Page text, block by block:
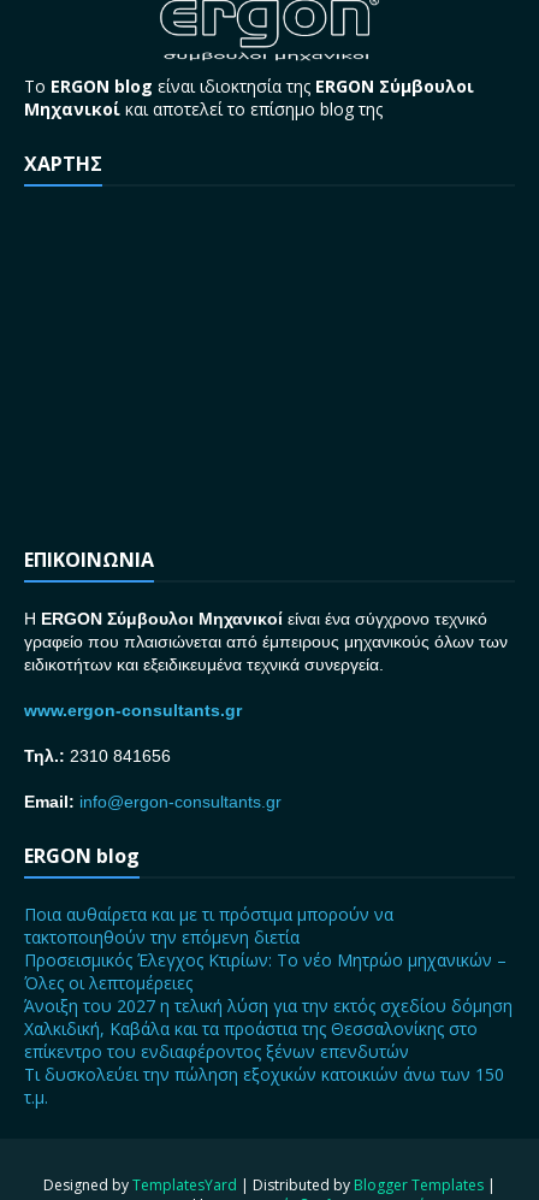
Το ERGON blog είναι ιδιοκτησία της ERGON Σύμβουλοι
Μηχανικοί και αποτελεί το επίσημο blog της
ΧΑΡΤΗΣ
ΕΠΙΚΟΙΝΩΝΙΑ
H ERGON Σύμβουλοι Μηχανικοί είναι ένα σύγχρονο τεχνικό
γραφείο που πλαισιώνεται από έμπειρους μηχανικούς όλων των
ειδικοτήτων και εξειδικευμένα τεχνικά συνεργεία.
www.ergon-consultants.gr
Τηλ.: 2310 841656
Email: info@ergon-consultants.gr
ERGON blog
Ποια αυθαίρετα και με τι πρόστιμα μπορούν να
τακτοποιηθούν την επόμενη διετία
Προσεισμικός Έλεγχος Κτιρίων: Το νέο Μητρώο μηχανικών –
Όλες οι λεπτομέρειες
Άνοιξη του 2027 η τελική λύση για την εκτός σχεδίου δόμηση
Χαλκιδική, Καβάλα και τα προάστια της Θεσσαλονίκης στο
επίκεντρο του ενδιαφέροντος ξένων επενδυτών
Τι δυσκολεύει την πώληση εξοχικών κατοικιών άνω των 150
τ.μ.
Designed byTemplatesYard | Distributed by Blogger Templates |